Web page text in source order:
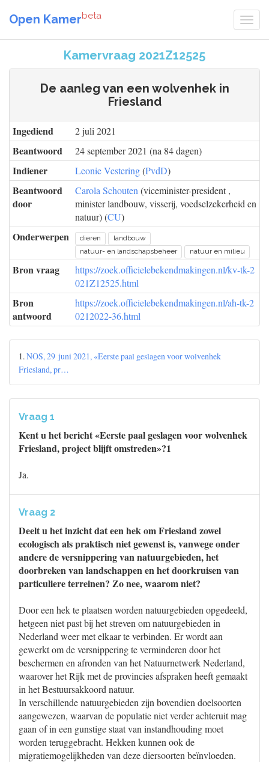
Open Kamerbeta
Kamervraag 2021Z12525
De aanleg van een wolvenhek in
Friesland
Ingediend 2 juli 2021
Beantwoord 24 september 2021 (na 84 dagen)
Indiener Leonie Vestering(PvdD)
Beantwoord
door
Carola Schouten (viceminister-president ,
minister landbouw, visserij, voedselzekerheid en
natuur) (CU)
Onderwerpen dieren
landbouw
natuur- en landschapsbeheer
natuur en milieu
Bron vraag
https://zoek.officielebekendmakingen.nl/kv-tk-2
021Z12525.html
Bron
antwoord
https://zoek.officielebekendmakingen.nl/ah-tk-2
0212022-36.html
1.NOS, 29 juni 2021, «Eerste paal geslagen voor wolvenhek
Friesland, pr…
Vraag 1
Kent u het bericht «Eerste paal geslagen voor wolvenhek
Friesland, project blijft omstreden»?1
Ja.
Vraag 2
Deelt u het inzicht dat een hek om Friesland zowel
ecologisch als praktisch niet gewenst is, vanwege onder
andere de versnippering van natuurgebieden, het
doorbreken van landschappen en het doorkruisen van
particuliere terreinen? Zo nee, waarom niet?
Door een hek te plaatsen worden natuurgebieden opgedeeld,
hetgeen niet past bij het streven om natuurgebieden in
Nederland weer met elkaar te verbinden. Er wordt aan
gewerkt om de versnippering te verminderen door het
beschermen en afronden van het Natuurnetwerk Nederland,
waarover het Rijk met de provincies afspraken heeft gemaakt
in het Bestuursakkoord natuur.
In verschillende natuurgebieden zijn bovendien doelsoorten
aangewezen, waarvan de populatie niet verder achteruit mag
gaan of in een gunstige staat van instandhouding moet
worden teruggebracht. Hekken kunnen ook de
migratiemogelijkheden van deze diersoorten beïnvloeden.